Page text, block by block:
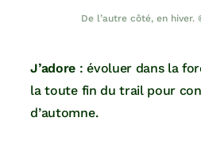
De l’autre côté, en hiver.
J’adore : évoluer dans la
la toute fin du trail pour
d’automne.